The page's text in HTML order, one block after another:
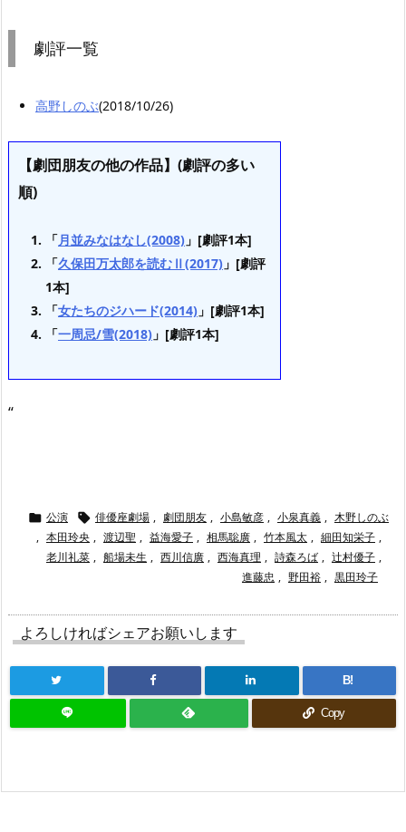
劇評一覧
高野しのぶ(2018/10/26)
【劇団朋友の他の作品】(劇評の多い
順)
「月並みなはなし(2008) 」[劇評1本]
「久保田万太郎を読むⅡ(2017) 」[劇評
1本]
「女たちのジハード(2014) 」[劇評1本]
「一周忌/雪(2018) 」[劇評1本]
“
 公演  俳優座劇場 , 劇団朋友 , 小島敏彦 , 小泉真義 , 木野しのぶ
, 本田玲央 , 渡辺聖 , 益海愛子 , 相馬聡廣 , 竹本風太 , 細田知栄子 ,
老川礼菜 , 船場未生 , 西川信廣 , 西海真理 , 詩森ろば , 辻村優子 ,
進藤忠 , 野田裕 , 黒田玲子
よろしければシェアお願いします
B!
Copy